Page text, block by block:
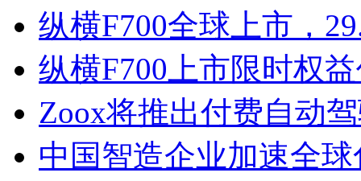
纵横F700全球上市，
纵横F700上市限时权
Zoox将推出付费自动
中国智造企业加速全